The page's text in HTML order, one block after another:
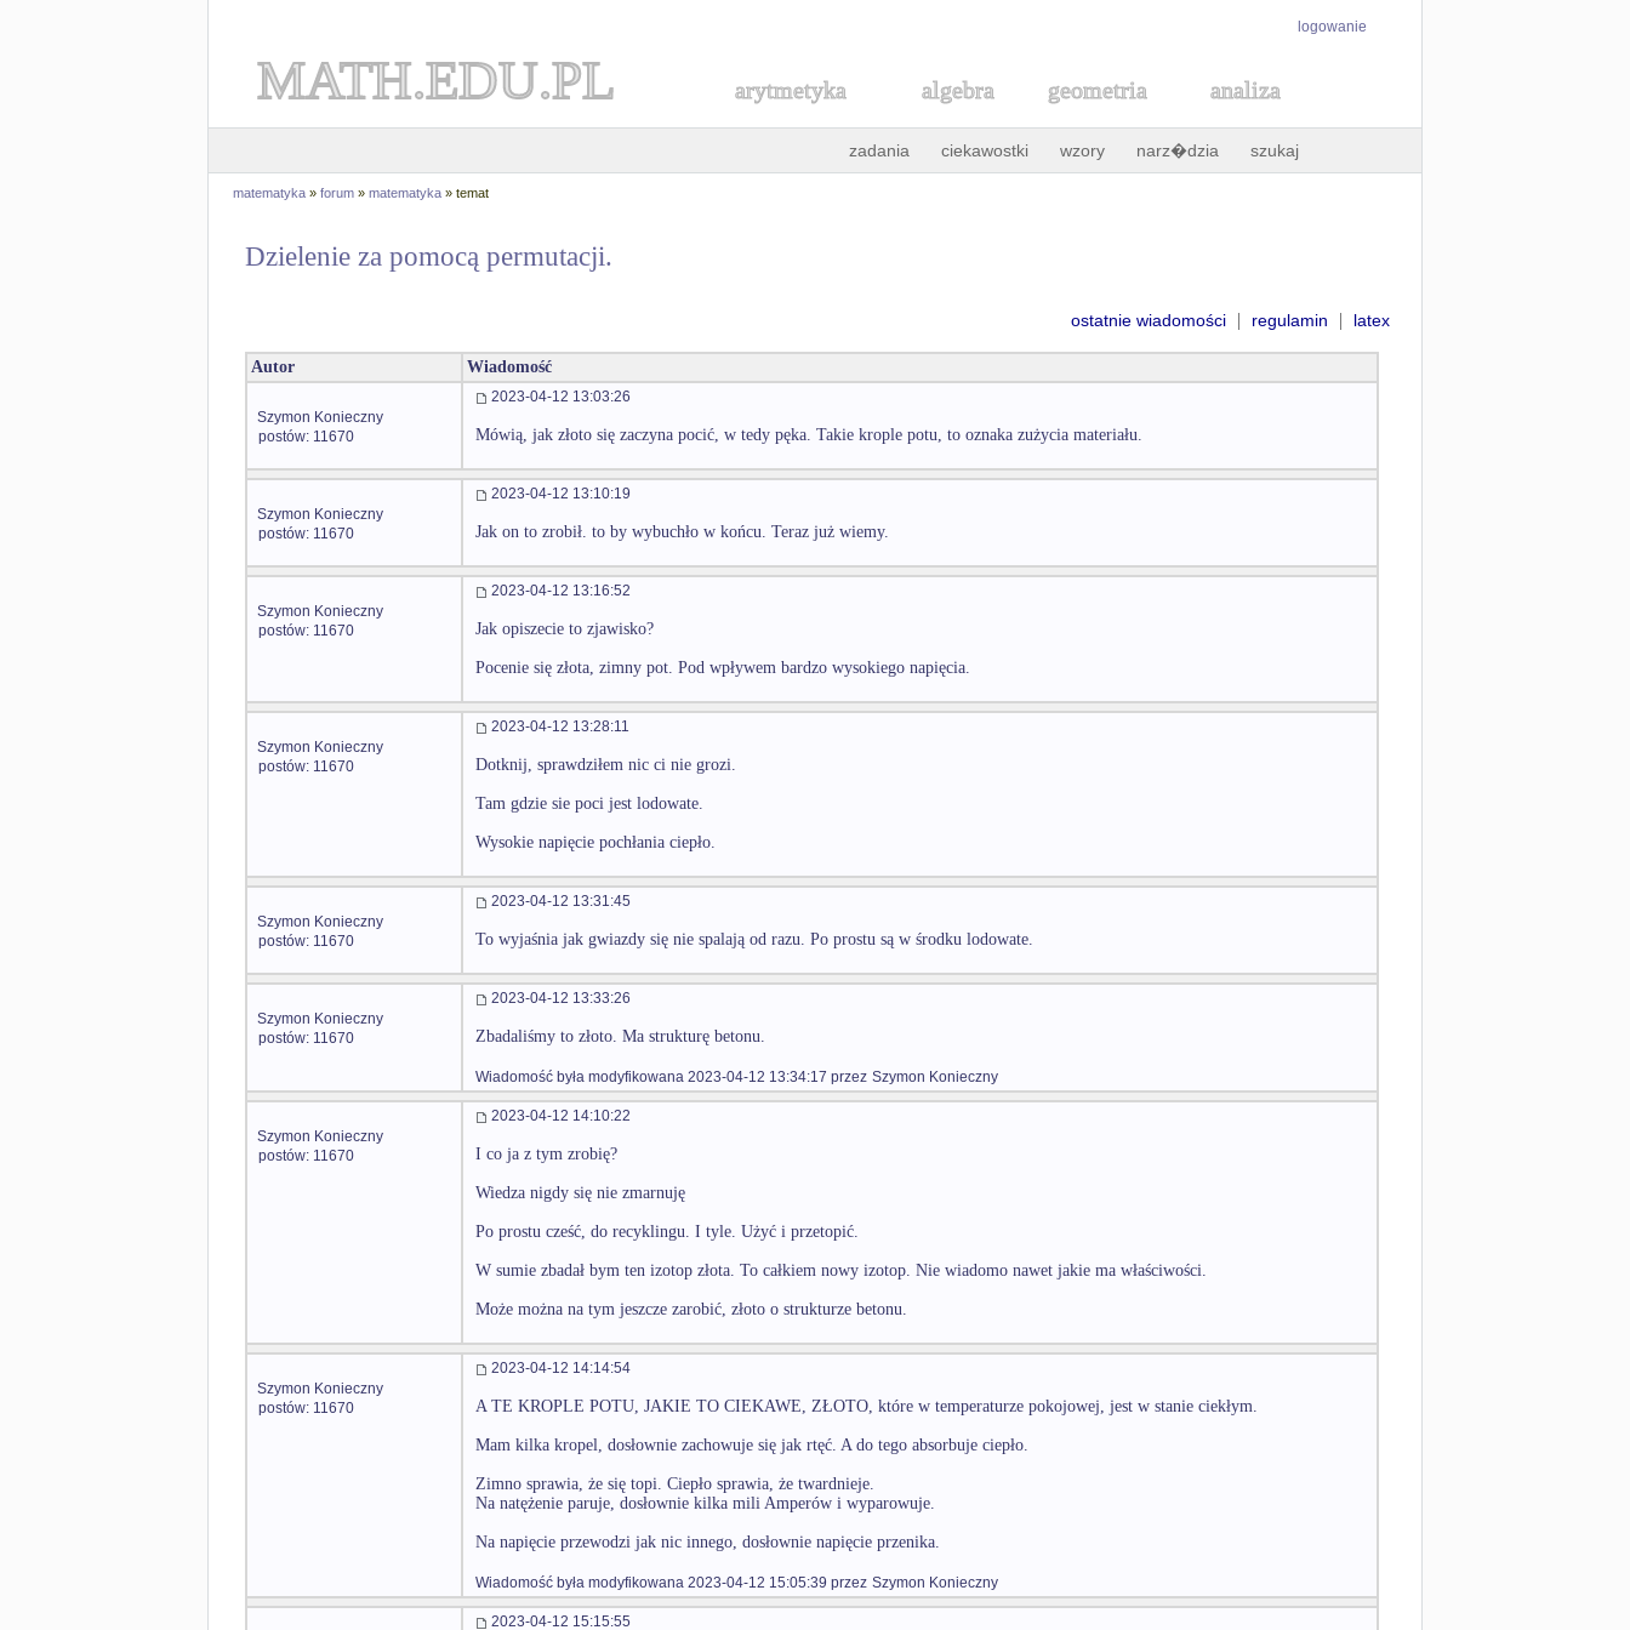
logowanie
MATH.EDU.PL arytmetyka algebra geometria analiza
zadania ciekawostki wzory narz�dzia szukaj
matematyka » forum » matematyka » temat
Dzielenie za pomocą permutacji.
ostatnie wiadomości | regulamin | latex
Autor Wiadomość
Szymon Konieczny
postów: 11670
2023-04-12 13:03:26
Mówią, jak złoto się zaczyna pocić, w tedy pęka. Takie krople potu, to oznaka zużycia materiału.
Szymon Konieczny
postów: 11670
2023-04-12 13:10:19
Jak on to zrobił. to by wybuchło w końcu. Teraz już wiemy.
Szymon Konieczny
postów: 11670
2023-04-12 13:16:52
Jak opiszecie to zjawisko?
Pocenie się złota, zimny pot. Pod wpływem bardzo wysokiego napięcia.
Szymon Konieczny
postów: 11670
2023-04-12 13:28:11
Dotknij, sprawdziłem nic ci nie grozi.
Tam gdzie sie poci jest lodowate.
Wysokie napięcie pochłania ciepło.
Szymon Konieczny
postów: 11670
2023-04-12 13:31:45
To wyjaśnia jak gwiazdy się nie spalają od razu. Po prostu są w środku lodowate.
Szymon Konieczny
postów: 11670
2023-04-12 13:33:26
Zbadaliśmy to złoto. Ma strukturę betonu.
Wiadomość była modyfikowana 2023-04-12 13:34:17 przez Szymon Konieczny
Szymon Konieczny
postów: 11670
2023-04-12 14:10:22
I co ja z tym zrobię?
Wiedza nigdy się nie zmarnuję
Po prostu cześć, do recyklingu. I tyle. Użyć i przetopić.
W sumie zbadał bym ten izotop złota. To całkiem nowy izotop. Nie wiadomo nawet jakie ma właściwości.
Może można na tym jeszcze zarobić, złoto o strukturze betonu.
Szymon Konieczny
postów: 11670
2023-04-12 14:14:54
A TE KROPLE POTU, JAKIE TO CIEKAWE, ZŁOTO, które w temperaturze pokojowej, jest w stanie ciekłym.
Mam kilka kropel, dosłownie zachowuje się jak rtęć. A do tego absorbuje ciepło.
Zimno sprawia, że się topi. Ciepło sprawia, że twardnieje.
Na natężenie paruje, dosłownie kilka mili Amperów i wyparowuje.
Na napięcie przewodzi jak nic innego, dosłownie napięcie przenika.
Wiadomość była modyfikowana 2023-04-12 15:05:39 przez Szymon Konieczny
2023-04-12 15:15:55